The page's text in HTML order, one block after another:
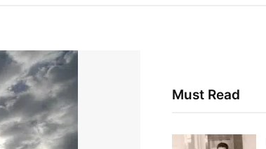
Must Read